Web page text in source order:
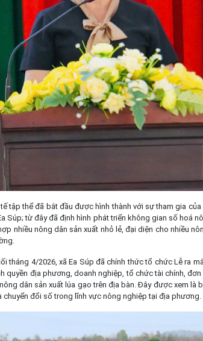
tập thể đã bắt đầu được hình thành với sự tham gia
Súp; từ đây đã định hình phát triển không gian số hoá
nhiều nông dân sản xuất nhỏ lẻ, đại diện cho nhiều
tháng 4/2026, xã Ea Súp đã chính thức tổ chức Lễ ra
quyền địa phương, doanh nghiệp, tổ chức tài chính,
dân sản xuất lúa gạo trên địa bàn. Đây được xem là
chuyển đổi số trong lĩnh vực nông nghiệp tại địa phương.